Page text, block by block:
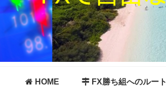
HOME FX勝ち組へのルート